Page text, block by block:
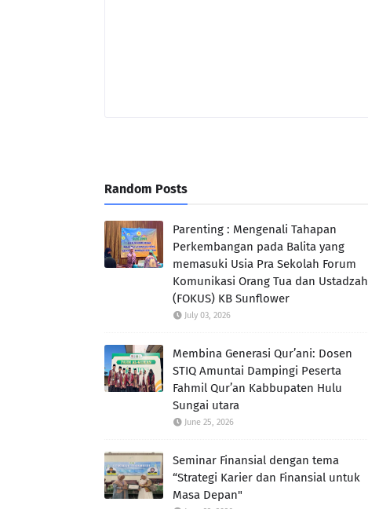
Random Posts
Parenting : Mengenali Tahapan
Perkembangan pada Balita yang
memasuki Usia Pra Sekolah Forum
Komunikasi Orang Tua dan Ustadzah
(FOKUS) KB Sunflower
July 03, 2026
Membina Generasi Qur’ani: Dosen
STIQ Amuntai Dampingi Peserta
Fahmil Qur’an Kabbupaten Hulu
Sungai utara
June 25, 2026
Seminar Finansial dengan tema
“Strategi Karier dan Finansial untuk
Masa Depan"